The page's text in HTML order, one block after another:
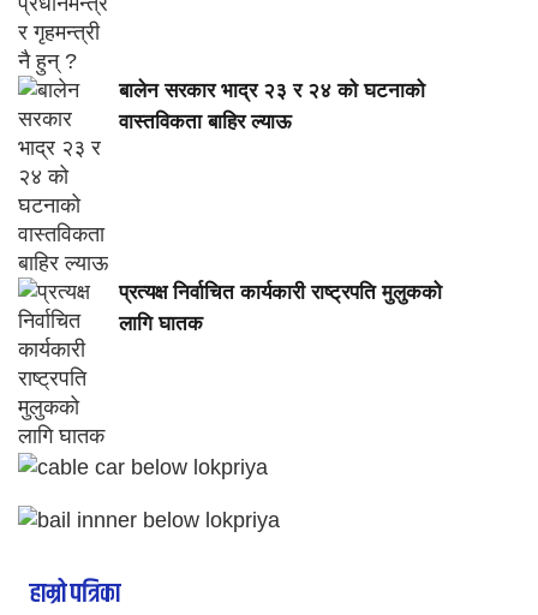
बालेन सरकार भाद्र २३ र २४ को घटनाको
वास्तविकता बाहिर ल्याऊ
प्रत्यक्ष निर्वाचित कार्यकारी राष्ट्रपति मुलुकको
लागि घातक
हाम्रो पत्रिका